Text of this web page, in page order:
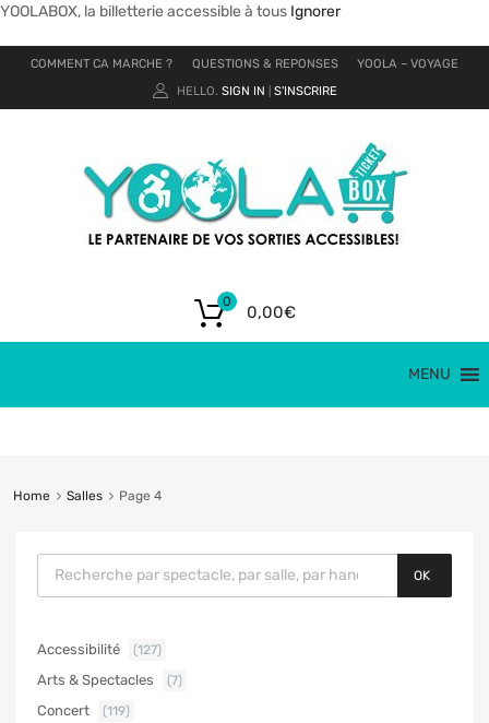
YOOLABOX, la billetterie accessible à tous Ignorer
COMMENT CA MARCHE ? QUESTIONS & REPONSES
YOOLA – VOYAGE
HELLO. SIGN IN S'INSCRIRE
0,00€
0
MENU
Home Salles Page 4
OK
Accessibilité (127)
Arts & Spectacles (7)
Concert (119)